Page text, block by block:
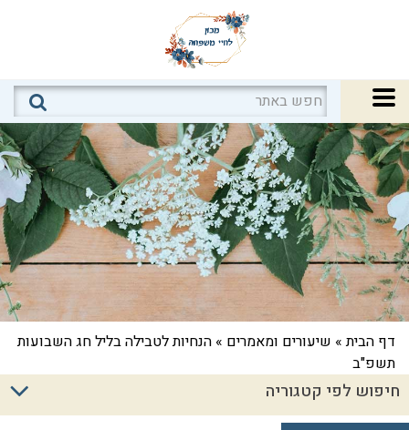
דף הבית» שיעורים ומאמרים » הנחיות לטבילה בליל חג השבועות
תשפ"ב
חיפוש לפי קטגוריה